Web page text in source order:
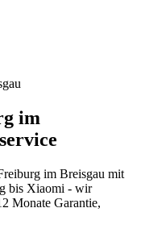
im
im Breisgau mit
bis Xiaomi - wir
Monate Garantie,